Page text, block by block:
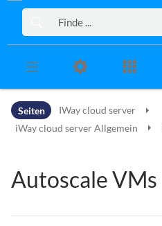
Zur Kopfleiste
Zur Hauptnavigation
Zu den Seitenwerkzeugen
Seiten
IWay cloud server
iWay cloud server Allgemein
Autoscale VMs